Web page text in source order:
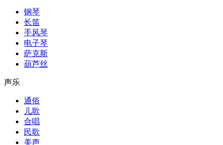
钢琴
长笛
手风琴
电子琴
萨克斯
葫芦丝
声乐
通俗
儿歌
合唱
民歌
美声